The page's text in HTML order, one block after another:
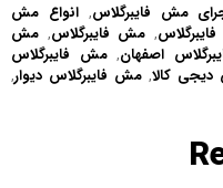
مش فایبرگلاس,انواع مش
, مش فایبرگلاس, مش
اصفهان,مش فایبرگلاس
کالا, مش فایبرگلاس دیوار,